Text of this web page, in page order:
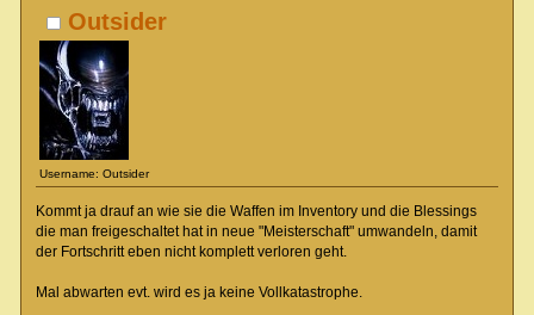
Outsider
Username: Outsider
Kommt ja drauf an wie sie die Waffen im Inventory und die Blessings
die man freigeschaltet hat in neue "Meisterschaft" umwandeln, damit
der Fortschritt eben nicht komplett verloren geht.
Mal abwarten evt. wird es ja keine Vollkatastrophe.